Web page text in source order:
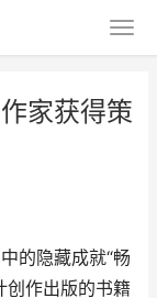
家获得策
的隐藏成就“畅
创作出版的书籍